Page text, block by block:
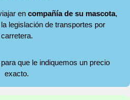
en compañía de su mascota,
legislación de transportes por
carretera.
que le indiquemos un precio
exacto.